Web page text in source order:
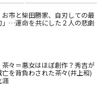
お市と柴田勝家、自刃しての最
」…運命を共にした２人の悲劇
茶々＝悪女はほぼ創作？秀吉が
を背負わされた茶々(井上和)
涯